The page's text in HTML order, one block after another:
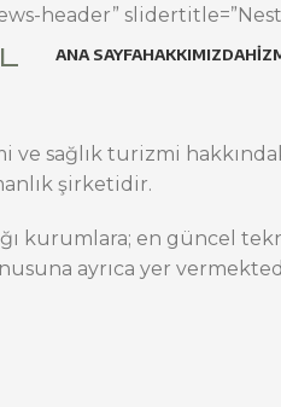
ANA SAYFAHAKKIMIZDA
header”
ve sağlık turizmi
şirketidir.
kurumlara; en güncel
ayrıca yer